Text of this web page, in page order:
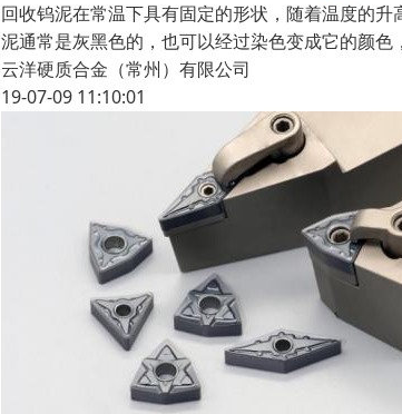
回收钨泥在常温下具有固定的形状，随着温度的
泥通常是灰黑色的，也可以经过染色变成它的颜
云洋硬质合金（常州）有限公司
19-07-09 11:10:01